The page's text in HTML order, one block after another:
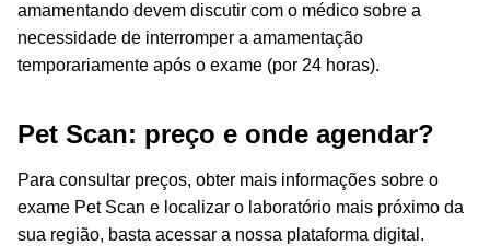
amamentando devem discutir com o médico sobre a
necessidade de interromper a amamentação
temporariamente após o exame (por 24 horas).
Pet Scan: preço e onde agendar?
Para consultar preços, obter mais informações sobre o
exame Pet Scan e localizar o laboratório mais próximo da
sua região, basta acessar a nossa plataforma digital.